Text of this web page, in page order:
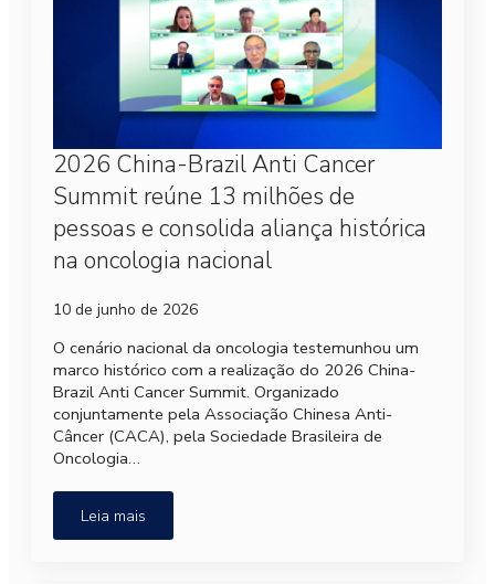
2026 China-Brazil Anti Cancer
Summit reúne 13 milhões de
pessoas e consolida aliança histórica
na oncologia nacional
10 de junho de 2026
O cenário nacional da oncologia testemunhou um
marco histórico com a realização do 2026 China-
Brazil Anti Cancer Summit. Organizado
conjuntamente pela Associação Chinesa Anti-
Câncer (CACA), pela Sociedade Brasileira de
Oncologia…
Leia mais